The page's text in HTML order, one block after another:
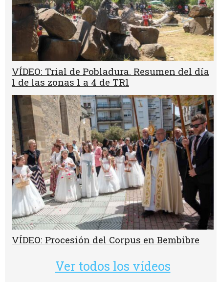
VÍDEO: Trial de Pobladura. Resumen del día
1 de las zonas 1 a 4 de TR1
VÍDEO: Procesión del Corpus en Bembibre
Ver todos los vídeos